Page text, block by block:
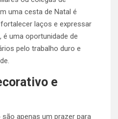
uma cesta de Natal é
laços e expressar
é uma oportunidade de
pelo trabalho duro e
e
apenas um prazer para